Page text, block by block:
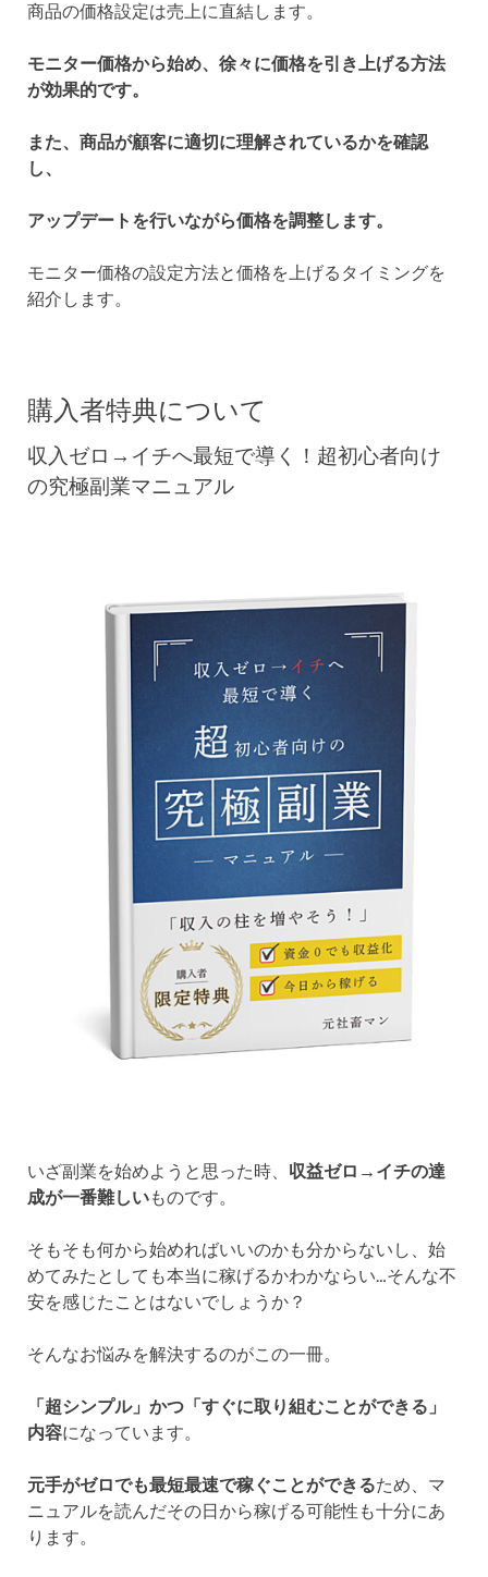
商品の価格設定は売上に直結します。
モニター価格から始め、徐々に価格を引き上げる方法
が効果的です。
また、商品が顧客に適切に理解されているかを確認
し、
アップデートを行いながら価格を調整します。
モニター価格の設定方法と価格を上げるタイミングを
紹介します。
購入者特典について
収入ゼロ→イチへ最短で導く！超初心者向け
の究極副業マニュアル
いざ副業を始めようと思った時、 収益ゼロ→イチの達
成が一番難しいものです。
そもそも何から始めればいいのかも分からないし、始
めてみたとしても本当に稼げるかわかならい…そんな不
安を感じたことはないでしょうか？
そんなお悩みを解決するのがこの一冊。
「超シンプル」かつ「すぐに取り組むことができる」
内容になっています。
元手がゼロでも最短最速で稼ぐことができるため、マ
ニュアルを読んだその日から稼げる可能性も十分にあ
ります。